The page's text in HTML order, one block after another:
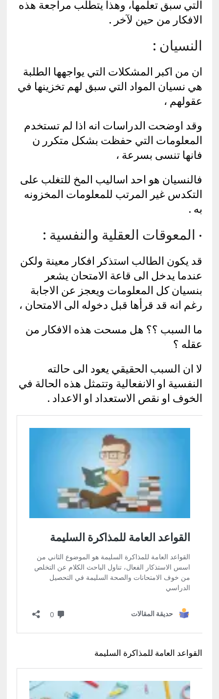
التي سبق تعلمها، وهذا يتطلب مراجعة هذه
الافكار من حين لآخر .
النسيان :
ان من اكبر المشكلات التي يواجهها الطلبة
هي نسيان المواد التي سبق لهم تخزينها في
عقولهم ،
وقد اوضحت الدراسات انه اذا لم تستخدم
المعلومات التي حفظت بشكل متكرر ن
فانها تنسى بسرعة ،
فالنسيان هو احد اساليب المخ للتغلب على
التكدس غير المرتب للمعلومات المخزونه
به .
· المعوقات العقلية والنفسية :
قد يكون الطالب استذكر افكار معينة ولكن
عندما يدخل الى قاعة الامتحان يشعر
بنسيان كل المعلومات ويعجز عن الاجابة
رغم انه قد قرأها قبل دخوله الى الامتحان ،
ما السبب ؟؟ هل مسحت هذه الافكار من
عقله ؟
لا ان السبب الحقيقي يعود الى حالته
النفسية او الانفعالية وتتمثل هذه الحالة في
الخوف او نقص الاستعداد او الاعداد .
القواعد العامة للمذاكرة السليمة